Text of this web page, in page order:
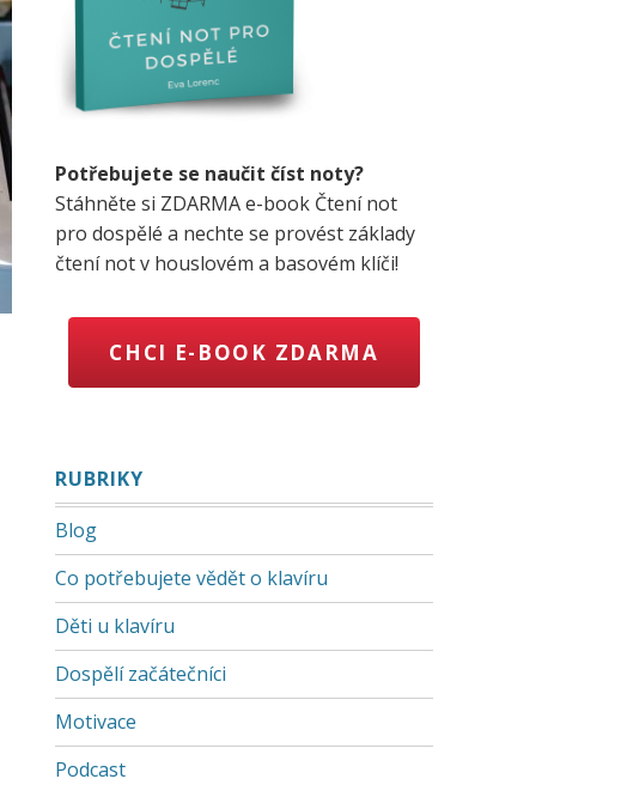
Potřebujete se naučit číst noty?
Stáhněte si ZDARMA e-book Čtení not
pro dospělé a nechte se provést základy
čtení not v houslovém a basovém klíči!
CHCI E-BOOK ZDARMA
RUBRIKY
Blog
Co potřebujete vědět o klavíru
Děti u klavíru
Dospělí začátečníci
Motivace
Podcast